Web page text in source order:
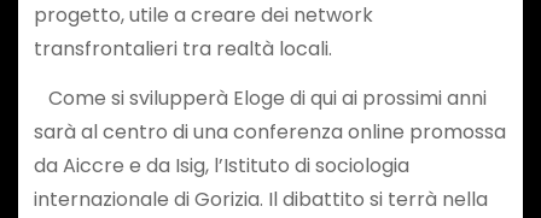
progetto, utile a creare dei network
transfrontalieri tra realtà locali.
Come si svilupperà Eloge di qui ai prossimi anni
sarà al centro di una conferenza online promossa
da Aiccre e da Isig, l’Istituto di sociologia
internazionale di Gorizia. Il dibattito si terrà nella